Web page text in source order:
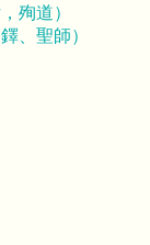
殉道）
、聖師）